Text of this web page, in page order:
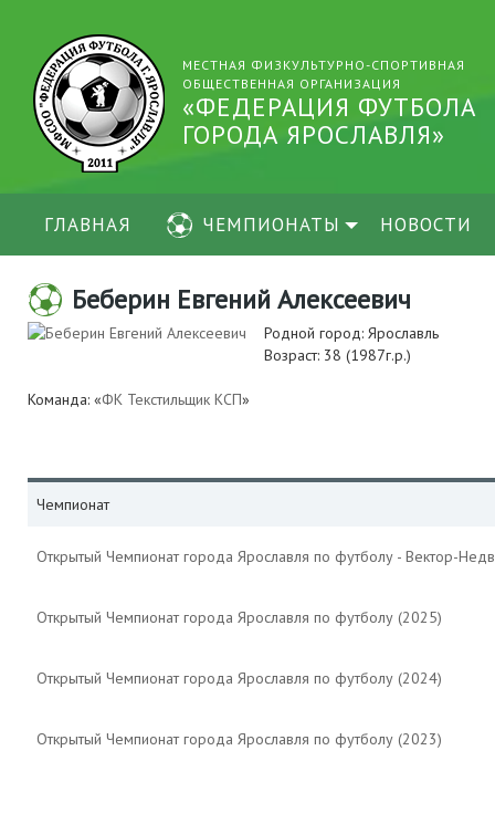
МЕСТНАЯ ФИЗКУЛЬТУРНО-СПОРТИВНАЯ
ОБЩЕСТВЕННАЯ ОРГАНИЗАЦИЯ
«ФЕДЕРАЦИЯ ФУТБОЛА
ГОРОДА ЯРОСЛАВЛЯ»
ГЛАВНАЯ ЧЕМПИОНАТЫ НОВОСТИ
Беберин Евгений Алексеевич
Родной город: Ярославль
Возраст: 38 (1987г.р.)
Команда: «ФК Текстильщик КСП»
Чемпионат
Открытый Чемпионат города Ярославля по футболу - Вектор-
Открытый Чемпионат города Ярославля по футболу (2025)
Открытый Чемпионат города Ярославля по футболу (2024)
Открытый Чемпионат города Ярославля по футболу (2023)